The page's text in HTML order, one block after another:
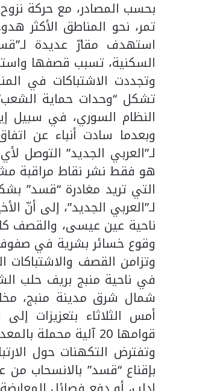
بحسب المصادر، مع حركة
تمر، نحو المناطق الأكثر
استهدف مقارّ عديدة
السكنية، تسبب قصفها
وتجددت الاشتباكات في
تشكل “وحدات حماية
النظام السوري، في سبيل
وبعدما سادت أنباء عن
لـ”العربي الجديد” التوصل
هو فقط نشر نقاط مراقبة
التي تريد مغادرة “قسد”
لـ”العربي الجديد”، إلى
ناحية عين عيسى، والقصف
وقوع خسائر بشرية في
وتزامن القصف
في ناحية منبج بريف حلب
شمال شرق مدينة منبج،
أمس الثلاثاء بتعزيزات
قوامها 20 آلية محملة بالمعدات والجنود.
وتفترض التكهنات حول
بإقناع “قسد” بالانسحاب